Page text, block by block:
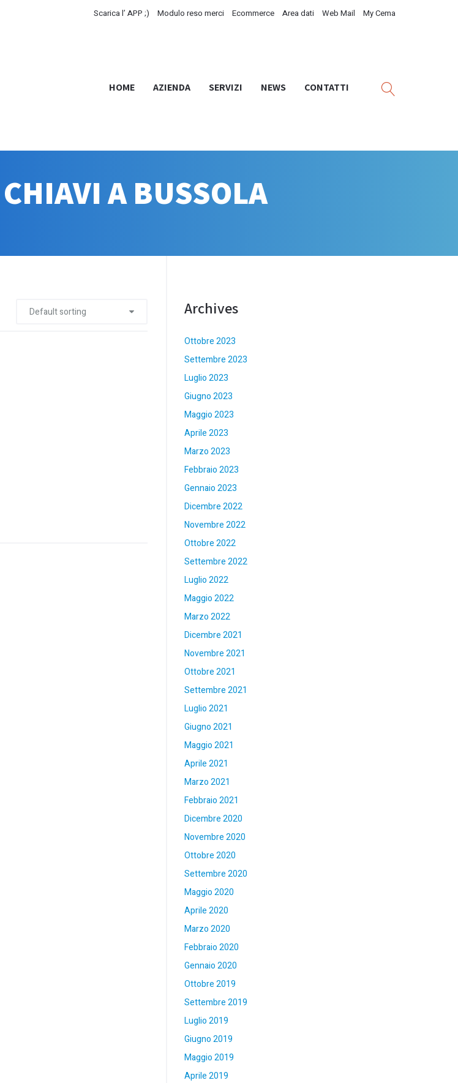
Scarica l’ APP ;) Modulo reso merci Ecommerce Area dati Web Mail My Cema
HOME AZIENDA SERVIZI NEWS CONTATTI
A BUSSOLA
Default sorting Archives
Ottobre 2023
Settembre 2023
Luglio 2023
Giugno 2023
Maggio 2023
Aprile 2023
Marzo 2023
Febbraio 2023
Gennaio 2023
Dicembre 2022
Novembre 2022
Ottobre 2022
Settembre 2022
Luglio 2022
Maggio 2022
Marzo 2022
Dicembre 2021
Novembre 2021
Ottobre 2021
Settembre 2021
Luglio 2021
Giugno 2021
Maggio 2021
Aprile 2021
Marzo 2021
Febbraio 2021
Dicembre 2020
Novembre 2020
Ottobre 2020
Settembre 2020
Maggio 2020
Aprile 2020
Marzo 2020
Febbraio 2020
Gennaio 2020
Ottobre 2019
Settembre 2019
Luglio 2019
Giugno 2019
Maggio 2019
Aprile 2019